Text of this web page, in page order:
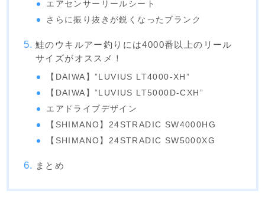
エアセンサーリールシート
さらに振り抜きが鋭くなったブランク
鮭のウキルアー釣りには4000番以上のリール
サイズがオススメ！
【DAIWA】”LUVIUS LT4000-XH”
【DAIWA】”LUVIUS LT5000D-CXH”
エアドライブデザイン
【SHIMANO】24STRADIC SW4000HG
【SHIMANO】24STRADIC SW5000XG
まとめ